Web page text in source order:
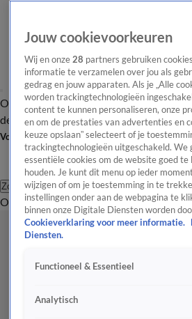
OverzichtAfleveringen Entertainment
de redactieNieuwsbrief
Volg Shownieuws
Zoeken
OverzichtEntertainmentSpraakmakend
Jouw cookievoorkeuren
Wij en onze 28 partners gebruiken
informatie te verzamelen over jou als
gedrag en jouw apparaten. Als je „Alle
worden trackingtechnologieën
content te kunnen personaliseren, onze
en om de prestaties van advertenties en
keuze opslaan” selecteert of je
trackingtechnologieën uitgeschakeld. We
essentiële cookies om de website goed
houden. Je kunt dit menu op ieder
wijzigen of om je toestemming in te
instellingen onder aan de webpagina te
binnen onze Digitale Diensten worden
Cookieverklaring voor meer informatie.
Diensten.
Functioneel & Essentieel
Analytisch